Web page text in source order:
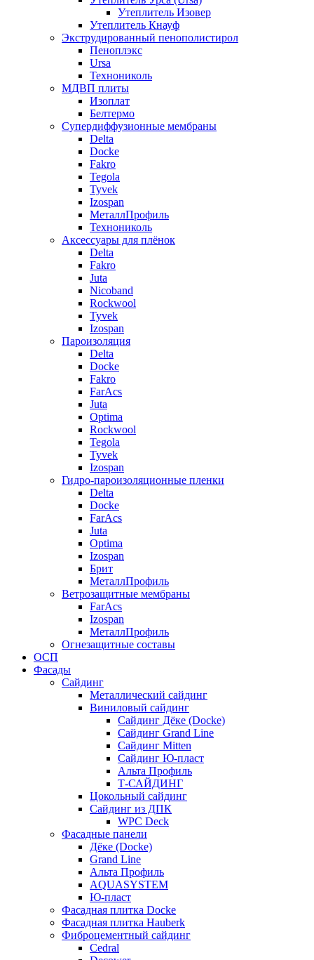
Утеплитель Изовер
Утеплитель Кнауф
Экструдированный пенополистирол
Пеноплэкс
Ursa
Технониколь
МДВП плиты
Изоплат
Белтермо
Супердиффузионные мембраны
Delta
Docke
Fakro
Tegola
Tyvek
Izospan
МеталлПрофиль
Технониколь
Аксессуары для плёнок
Delta
Fakro
Juta
Nicoband
Rockwool
Tyvek
Izospan
Пароизоляция
Delta
Docke
Fakro
FarAcs
Juta
Optima
Rockwool
Tegola
Tyvek
Izospan
Гидро-пароизоляционные пленки
Delta
Docke
FarAcs
Juta
Optima
Izospan
Брит
МеталлПрофиль
Ветрозащитные мембраны
FarAcs
Izospan
МеталлПрофиль
Огнезащитные составы
ОСП
Фасады
Сайдинг
Металлический сайдинг
Виниловый сайдинг
Сайдинг Дёке (Docke)
Сайдинг Grand Line
Сайдинг Mitten
Сайдинг Ю-пласт
Альта Профиль
Т-САЙДИНГ
Цокольный сайдинг
Сайдинг из ДПК
WPC Deck
Фасадные панели
Дёке (Docke)
Grand Line
Альта Профиль
AQUASYSTEM
Ю-пласт
Фасадная плитка Docke
Фасадная плитка Hauberk
Фиброцементный сайдинг
Cedral